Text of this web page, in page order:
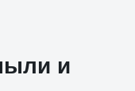
и